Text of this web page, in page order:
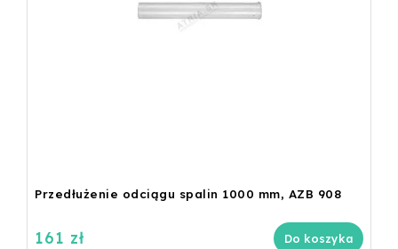
Przedłużenie odciągu spalin 1000 mm, AZB 908
161 zł Do koszyka